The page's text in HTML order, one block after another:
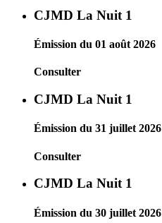
CJMD La Nuit 1
Émission du 01 août 2026
Consulter
CJMD La Nuit 1
Émission du 31 juillet 2026
Consulter
CJMD La Nuit 1
Émission du 30 juillet 2026